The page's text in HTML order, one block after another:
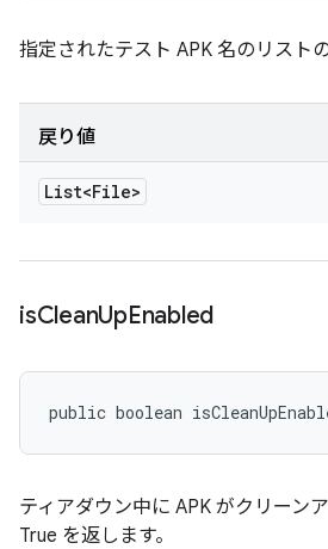
指定されたテスト APK 名のリスト
戻り値
List<File>
isCleanUpEnabled
public boolean
ティアダウン中に APK がクリーン
True を返します。